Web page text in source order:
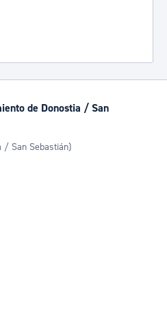
de Donostia / San
/ San Sebastián)